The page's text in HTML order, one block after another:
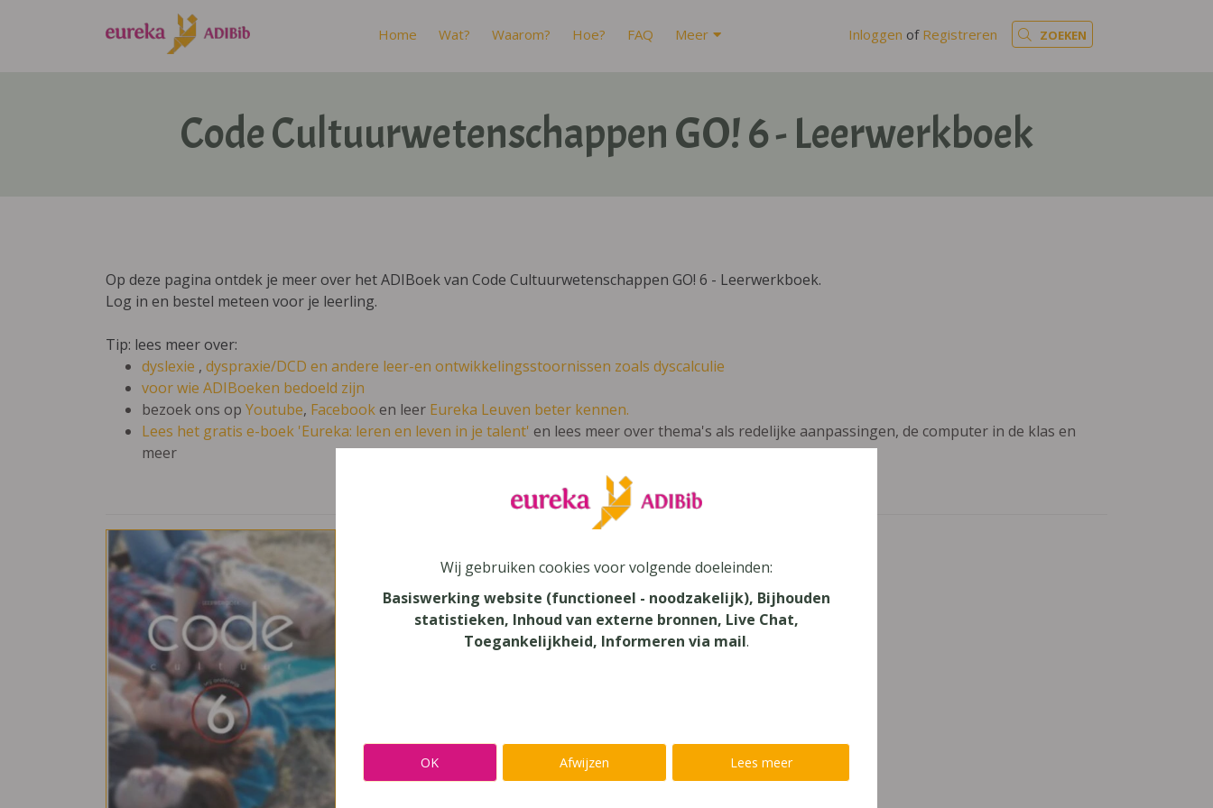
Home Wat? Waarom? Hoe? FAQ Meer Inloggen of Registreren ZOEKEN
Code Cultuurwetenschappen GO! 6 - Leerwerkboek
Op deze pagina ontdek je meer over het ADIBoek van Code Cultuurwetenschappen GO! 6 - Leerwerkboek.
Log in en bestel meteen voor je leerling.
Tip: lees meer over:
dyslexie , dyspraxie/DCD en andere leer-en ontwikkelingsstoornissen zoals dyscalculie
voor wie ADIBoeken bedoeld zijn
bezoek ons op Youtube, Facebooken leer Eureka Leuven beter kennen.
Lees het gratis e-boek 'Eureka: leren en leven in je talent' en lees meer over thema's als redelijke aanpassingen, de computer in de klas en
meer
Cultuurwetenschappen
Secundair Onderwijs, Secundair Onderwijs - ASO
Uitgeverij
Wij gebruiken cookies voor volgende doeleinden:
Basiswerking website (functioneel - noodzakelijk), Bijhouden
statistieken, Inhoud van externe bronnen, Live Chat,
Toegankelijkheid, Informeren via mail.
OK Afwijzen Lees meer